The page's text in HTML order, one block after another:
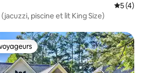
5 (4)
piscine et lit King Size)
les plus appréciés